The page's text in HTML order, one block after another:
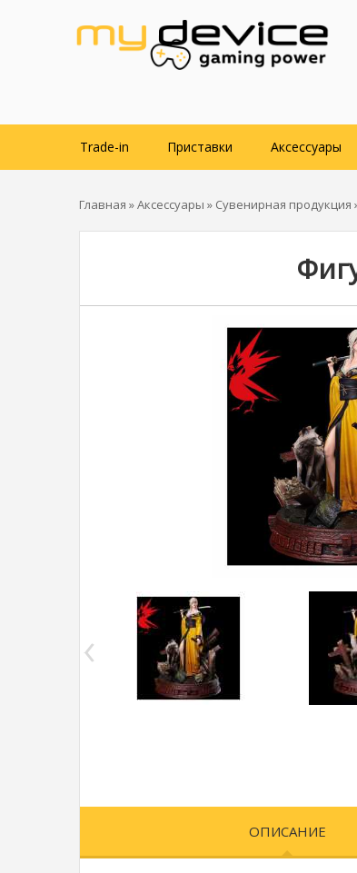
Trade-in Приставки Аксессуары
Главная »Аксессуары » Сувенирная продукция
ОПИСАНИЕ